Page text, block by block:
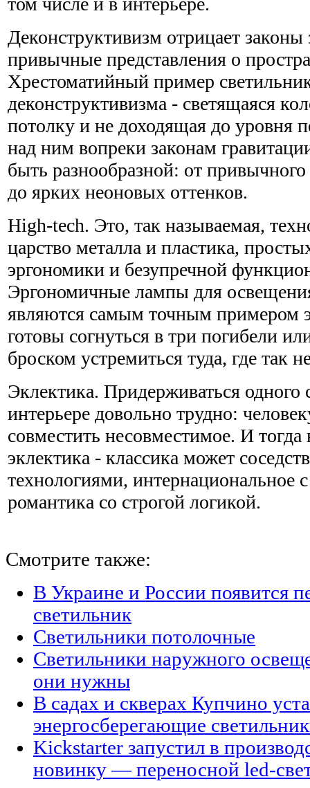
Деконструктивизм отрицает
привычные представления о
Хрестоматийный пример
деконструктивизма - светящаяся
потолку и не доходящая до уровня
над ним вопреки законам
быть разнообразной: от
до ярких неоновых оттенков.
High-tech. Это, так называемая,
царство металла и пластика,
эргономики и безупречной
Эргономичные лампы для
являются самым точным примером
готовы согнуться в три погибели
броском устремиться туда, где так
Эклектика. Придерживаться одного
интерьере довольно трудно:
совместить несовместимое. И
эклектика - классика может
технологиями, интернациональное
романтика со строгой логикой.
Смотрите также:
В Украине и России появится
светильник
Светильники потолочные
Светильники наружного
они нужны
В садах и скверах Купчино
энергосберегающие
Kickstarter запустил в
новинку — переносной led-